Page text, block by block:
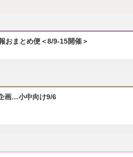
おまとめ便＜8/9-15開催＞
画…小中向け9/6